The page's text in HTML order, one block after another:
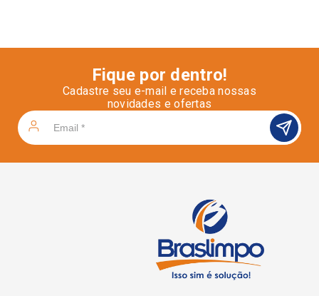
Fique por dentro!
Cadastre seu e-mail e receba nossas
novidades e ofertas